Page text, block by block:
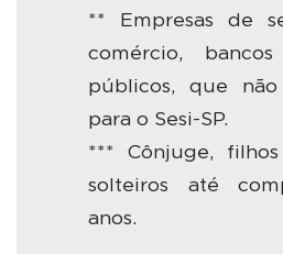
** Empresas de
comércio,
públicos, que
para o Sesi-SP.
*** Cônjuge,
solteiros até
anos.